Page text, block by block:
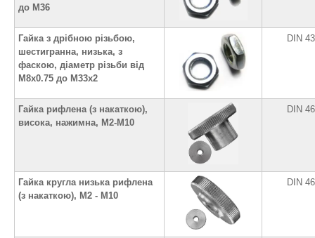
до М36
Гайка з дрібною різьбою,
шестигранна, низька, з
фаскою, діаметр різьби від
М8х0.75 до М33х2
DIN
Гайка рифлена (з накаткою),
висока, нажимна, М2-М10
DIN
Гайка кругла низька рифлена
(з накаткою), М2 - М10
DIN